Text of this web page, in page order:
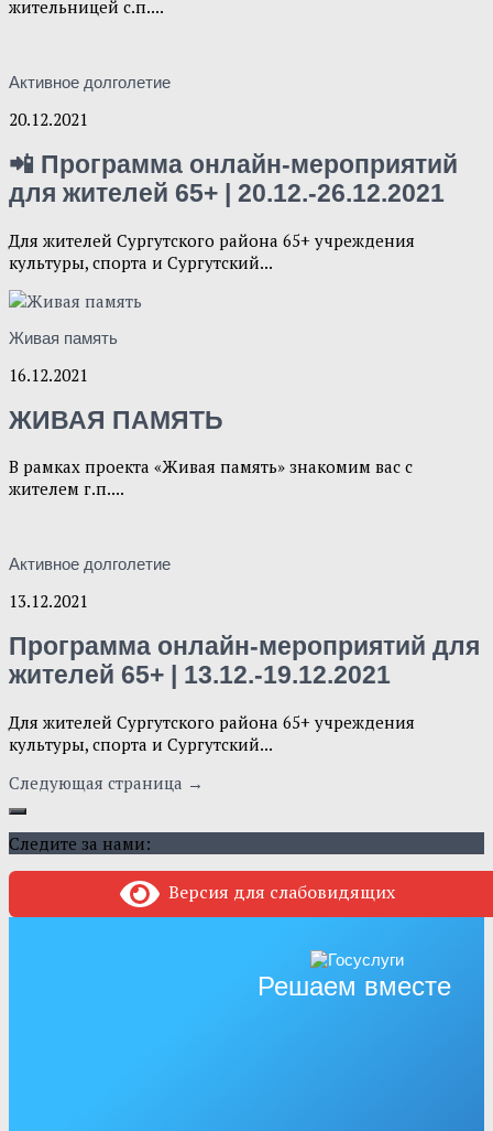
жительницей с.п....
Активное долголетие
20.12.2021
📲 Программа онлайн-мероприятий
для жителей 65+ | 20.12.-26.12.2021
Для жителей Сургутского района 65+ учреждения
культуры, спорта и Сургутский...
Живая память
16.12.2021
ЖИВАЯ ПАМЯТЬ
В рамках проекта «Живая память» знакомим вас с
жителем г.п....
Активное долголетие
13.12.2021
Программа онлайн-мероприятий для
жителей 65+ | 13.12.-19.12.2021
Для жителей Сургутского района 65+ учреждения
культуры, спорта и Сургутский...
Следующая страница →
Следите за нами:
Версия для слабовидящих
Решаем вместе